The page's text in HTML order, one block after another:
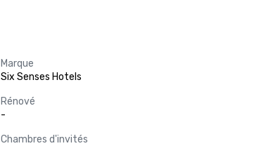
Marque
Six Senses Hotels
Rénové
-
Chambres d'invités